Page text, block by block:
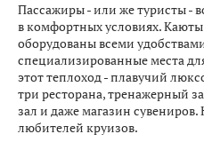
Пассажиры - или же туристы -
в комфортных условиях.
оборудованы всеми
специализированные места
этот теплоход - плавучий
три ресторана, тренажерный
зал и даже магазин
любителей круизов.